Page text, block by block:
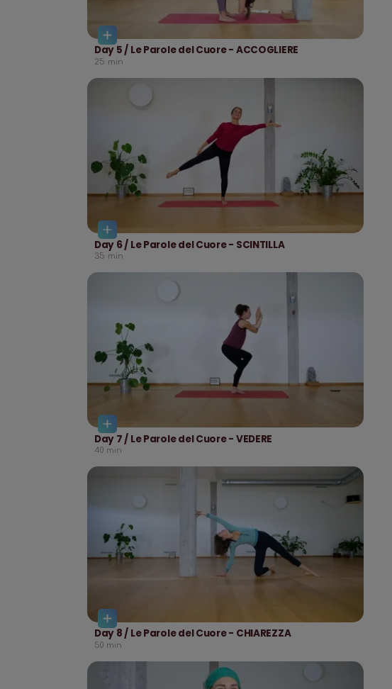
Day 5 / Le Parole del Cuore - ACCOGLIERE
25 min
Day 6 / Le Parole del Cuore - SCINTILLA
35 min
Day 7 / Le Parole del Cuore - VEDERE
40 min
Day 8 / Le Parole del Cuore - CHIAREZZA
50 min